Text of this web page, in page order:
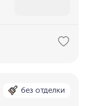
без отделки